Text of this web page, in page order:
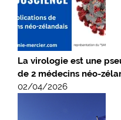
La virologie est une
de 2 médecins néo-
02/04/2026